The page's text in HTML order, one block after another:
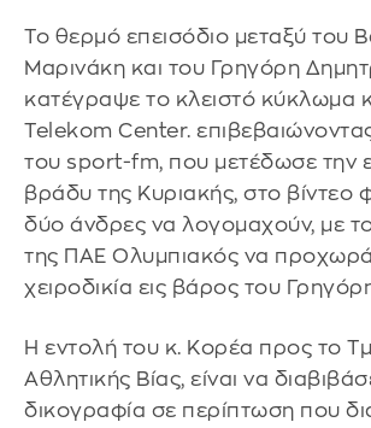
Το θερμό επεισόδιο μεταξύ του
Μαρινάκη και του Γρηγόρη
κατέγραψε το κλειστό κύκλωμα
Telekom Center.
του sport-fm, που μετέδωσε την
βράδυ της Κυριακής, στο βίντεο
δύο άνδρες να λογομαχούν, με
της ΠΑΕ Ολυμπιακός να
χειροδικία εις βάρος του
Η εντολή του κ. Κορέα προς το
Αθλητικής Βίας, είναι να
δικογραφία σε περίπτωση που